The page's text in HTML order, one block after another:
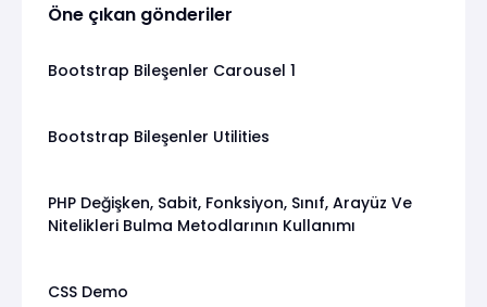
Öne çıkan gönderiler
Bootstrap Bileşenler Carousel 1
Bootstrap Bileşenler Utilities
PHP Değişken, Sabit, Fonksiyon, Sınıf, Arayüz Ve
Nitelikleri Bulma Metodlarının Kullanımı
CSS Demo